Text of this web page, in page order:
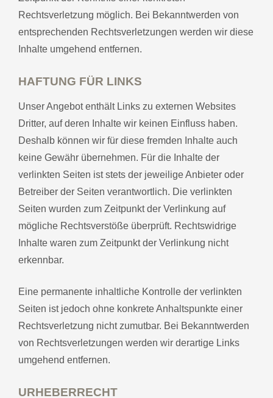
Rechtsverletzung möglich. Bei Bekanntwerden von
entsprechenden Rechtsverletzungen werden wir diese
Inhalte umgehend entfernen.
HAFTUNG FÜR LINKS
Unser Angebot enthält Links zu externen Websites
Dritter, auf deren Inhalte wir keinen Einfluss haben.
Deshalb können wir für diese fremden Inhalte auch
keine Gewähr übernehmen. Für die Inhalte der
verlinkten Seiten ist stets der jeweilige Anbieter oder
Betreiber der Seiten verantwortlich. Die verlinkten
Seiten wurden zum Zeitpunkt der Verlinkung auf
mögliche Rechtsverstöße überprüft. Rechtswidrige
Inhalte waren zum Zeitpunkt der Verlinkung nicht
erkennbar.
Eine permanente inhaltliche Kontrolle der verlinkten
Seiten ist jedoch ohne konkrete Anhaltspunkte einer
Rechtsverletzung nicht zumutbar. Bei Bekanntwerden
von Rechtsverletzungen werden wir derartige Links
umgehend entfernen.
URHEBERRECHT